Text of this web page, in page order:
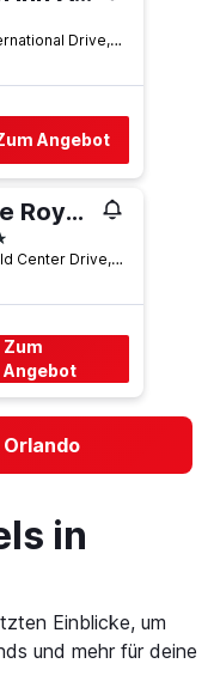
9000 International Drive, Orlando, FL, USA
Angebot
Caribe Royale Orlando
8101 World Center Drive, Orlando, FL, USA
Zum
Angebot
in
Einblicke, um
und mehr für deine